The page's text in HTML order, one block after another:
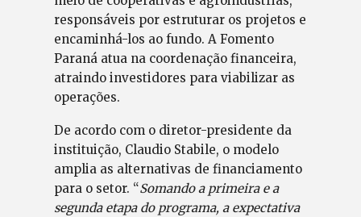
responsáveis por estruturar os projetos e
encaminhá-los ao fundo. A Fomento
Paraná atua na coordenação financeira,
atraindo investidores para viabilizar as
operações.
De acordo com o diretor-presidente da
instituição, Claudio Stabile, o modelo
amplia as alternativas de financiamento
para o setor. “Somando a primeira e a
segunda etapa do programa, a expectativa